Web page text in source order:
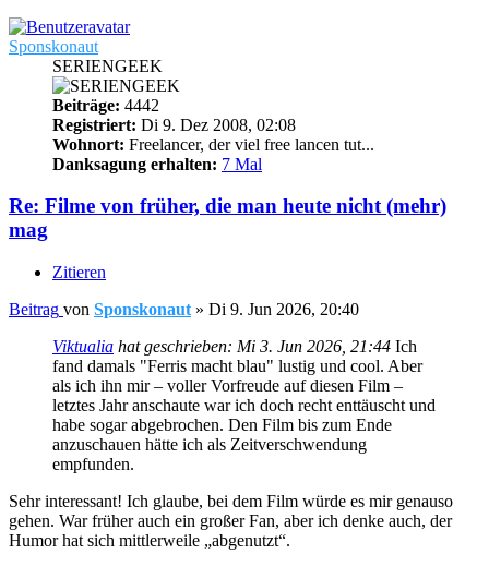
Sponskonaut
SERIENGEEK
Beiträge: 4442
Registriert: Di 9. Dez 2008, 02:08
Wohnort: Freelancer, der viel free lancen tut...
Danksagung erhalten: 7 Mal
Re: Filme von früher, die man heute nicht (mehr)
mag
Zitieren
Beitrag von Sponskonaut » Di 9. Jun 2026, 20:40
Viktualia hat geschrieben: Mi 3. Jun 2026, 21:44 Ich
fand damals "Ferris macht blau" lustig und cool. Aber
als ich ihn mir – voller Vorfreude auf diesen Film –
letztes Jahr anschaute war ich doch recht enttäuscht und
habe sogar abgebrochen. Den Film bis zum Ende
anzuschauen hätte ich als Zeitverschwendung
empfunden.
Sehr interessant! Ich glaube, bei dem Film würde es mir genauso
gehen. War früher auch ein großer Fan, aber ich denke auch, der
Humor hat sich mittlerweile „abgenutzt“.